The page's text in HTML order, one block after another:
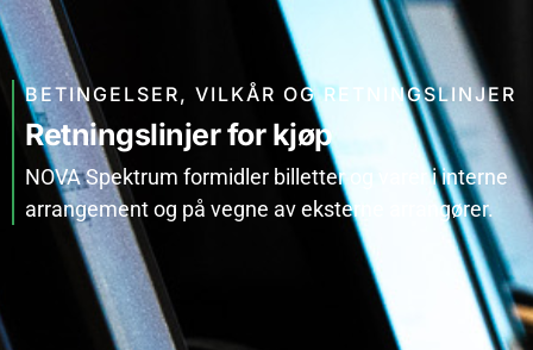
BETINGELSER, VILKÅR OG RETNINGSLINJER
Retningslinjer for kjøp
NOVA Spektrum formidler billetter og varer i interne
arrangement og på vegne av eksterne arrangører.